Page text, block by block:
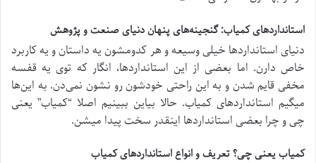
استانداردهای کمیاب: گنجینه‌های پنهان دنیای صنعت و پژوهش
دنیای استانداردها خیلی وسیعه و هر کدومشون یه داستان و یه کاربرد
خاص دارن. اما بعضی از این استانداردها، انگار که توی یه قفسه
مخفی قایم شدن و به این راحتی خودشون رو نشون نمی‌دن. به این‌ها
میگیم استانداردهای کمیاب. حالا بیاین ببینیم اصلا “کمیاب” یعنی
چی و چرا بعضی استانداردها اینقدر سخت پیدا میشن.
کمیاب یعنی چی؟ تعریف و انواع استانداردهای کمیاب